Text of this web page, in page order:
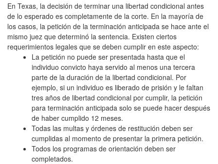
En Texas, la decisión de terminar una libertad condicional antes
de lo esperado es completamente de la corte. En la mayoría de
los casos, la petición de la terminación anticipada se hace ante el
mismo juez que determinó la sentencia. Existen ciertos
requerimientos legales que se deben cumplir en este aspecto:
La petición no puede ser presentada hasta que el
individuo convicto haya servido al menos una tercera
parte de la duración de la libertad condicional. Por
ejemplo, si un individuo es liberado de prisión y le faltan
tres años de libertad condicional por cumplir, la petición
para terminación anticipada solo se puede hacer después
de haber cumplido 12 meses.
Todas las multas y órdenes de restitución deben ser
cumplidas al momento de presentar la primera petición.
Todos los programas de orientación deben ser
completados.